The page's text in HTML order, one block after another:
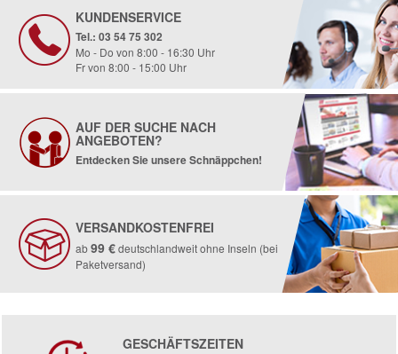
KUNDENSERVICE
Tel.: 03 54 75 302
Mo - Do von 8:00 - 16:30 Uhr
Fr von 8:00 - 15:00 Uhr
AUF DER SUCHE NACH
ANGEBOTEN?
Entdecken Sie unsere Schnäppchen!
VERSANDKOSTENFREI
ab99 €deutschlandweit ohne Inseln (bei
Paketversand)
GESCHÄFTSZEITEN